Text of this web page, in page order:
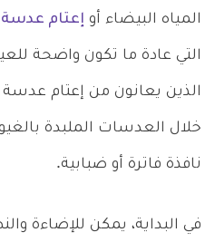
المياه البيضاء أو إعتام عدسة
التي عادة ما تكون واضحة
الذين يعانون من إعتام عدسة
خلال العدسات الملبدة
نافذة فاترة أو ضبابية.
في البداية، يمكن للإضاءة